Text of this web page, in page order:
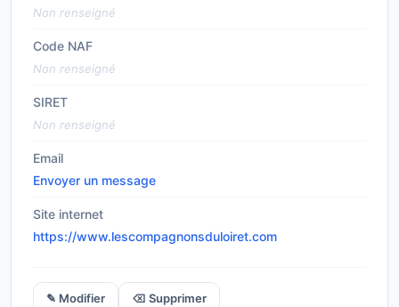
Non renseigné
Code NAF
Non renseigné
SIRET
Non renseigné
Email
Envoyer un message
Site internet
https://www.lescompagnonsduloiret.com
✎ Modifier ⌫ Supprimer